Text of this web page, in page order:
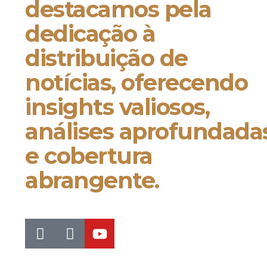
destacamos pela
dedicação à
distribuição de
notícias, oferecendo
insights valiosos,
análises
e cobertura
abrangente.